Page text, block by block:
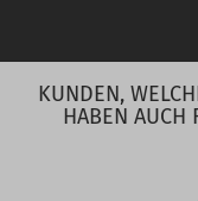
KUNDEN,
HABEN AUCH